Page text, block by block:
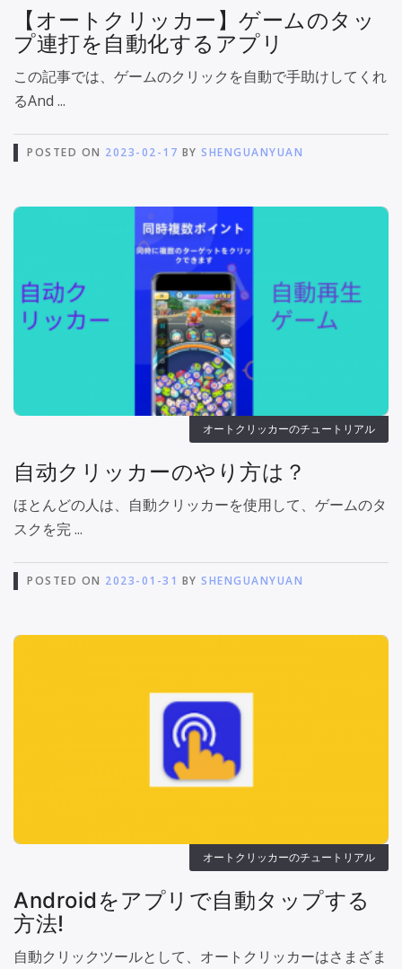
【オートクリッカー】ゲームのタッ
プ連打を自動化するアプリ
この記事では、ゲームのクリックを自動で手助けしてくれ
るAnd ...
POSTED ON 2023-02-17 BY SHENGUANYUAN
オートクリッカーのチュートリアル
自动クリッカーのやり方は？
ほとんどの人は、自動クリッカーを使用して、ゲームのタ
スクを完 ...
POSTED ON 2023-01-31 BY SHENGUANYUAN
オートクリッカーのチュートリアル
Androidをアプリで自動タップする
方法!
自動クリックツールとして、オートクリッカーはさまざま